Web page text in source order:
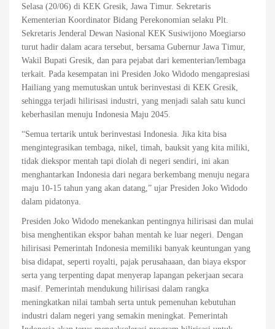
Selasa (20/06) di KEK Gresik, Jawa Timur. Sekretaris
Kementerian Koordinator Bidang Perekonomian selaku Plt.
Sekretaris Jenderal Dewan Nasional KEK Susiwijono Moegiarso
turut hadir dalam acara tersebut, bersama Gubernur Jawa Timur,
Wakil Bupati Gresik, dan para pejabat dari kementerian/lembaga
terkait. Pada kesempatan ini Presiden Joko Widodo mengapresiasi
Hailiang yang memutuskan untuk berinvestasi di KEK Gresik,
sehingga terjadi hilirisasi industri, yang menjadi salah satu kunci
keberhasilan menuju Indonesia Maju 2045.
“Semua tertarik untuk berinvestasi Indonesia. Jika kita bisa
mengintegrasikan tembaga, nikel, timah, bauksit yang kita miliki,
tidak diekspor mentah tapi diolah di negeri sendiri, ini akan
menghantarkan Indonesia dari negara berkembang menuju negara
maju 10-15 tahun yang akan datang,” ujar Presiden Joko Widodo
dalam pidatonya.
Presiden Joko Widodo menekankan pentingnya hilirisasi dan mulai
bisa menghentikan ekspor bahan mentah ke luar negeri. Dengan
hilirisasi Pemerintah Indonesia memiliki banyak keuntungan yang
bisa didapat, seperti royalti, pajak perusahaaan, dan biaya ekspor
serta yang terpenting dapat menyerap lapangan pekerjaan secara
masif. Pemerintah mendukung hilirisasi dalam rangka
meningkatkan nilai tambah serta untuk pemenuhan kebutuhan
industri dalam negeri yang semakin meningkat. Pemerintah